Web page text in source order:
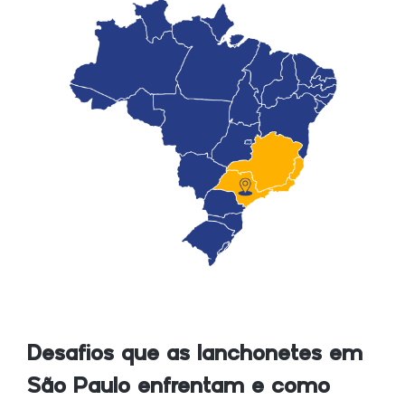
Desafios que as lanchonetes em
São Paulo enfrentam e como